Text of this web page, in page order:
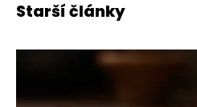
Starší články